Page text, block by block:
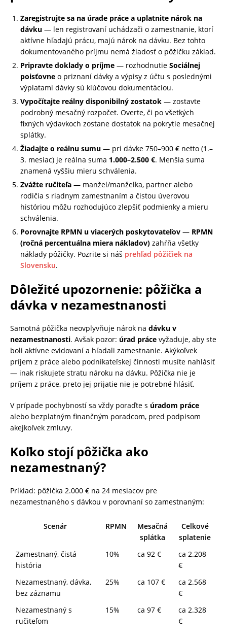
Zaregistrujte sa na úrade práce a uplatnite nárok na
dávku — len registrovaní uchádzači o zamestnanie, ktorí
aktívne hľadajú prácu, majú nárok na dávku. Bez tohto
dokumentovaného príjmu nemá žiadosť o pôžičku základ.
Pripravte doklady o príjme — rozhodnutie Sociálnej
poisťovne o priznaní dávky a výpisy z účtu s poslednými
výplatami dávky sú kľúčovou dokumentáciou.
Vypočítajte reálny disponibilný zostatok — zostavte
podrobný mesačný rozpočet. Overte, či po všetkých
fixných výdavkoch zostane dostatok na pokrytie mesačnej
splátky.
Žiadajte o reálnu sumu — pri dávke 750–900 € netto (1.–
3. mesiac) je reálna suma 1.000–2.500 €. Menšia suma
znamená vyššiu mieru schválenia.
Zvážte ručiteľa — manžel/manželka, partner alebo
rodičia s riadnym zamestnaním a čistou úverovou
históriou môžu rozhodujúco zlepšiť podmienky a mieru
schválenia.
Porovnajte RPMN u viacerých poskytovateľov — RPMN
(ročná percentuálna miera nákladov) zahŕňa všetky
náklady pôžičky. Pozrite si náš prehľad pôžičiek na
Slovensku.
Dôležité upozornenie: pôžička a
dávka v nezamestnanosti
Samotná pôžička neovplyvňuje nárok na dávku v
nezamestnanosti. Avšak pozor: úrad práce vyžaduje, aby ste
boli aktívne evidovaní a hľadali zamestnanie. Akýkoľvek
príjem z práce alebo podnikateľskej činnosti musíte nahlásiť
— inak riskujete stratu nároku na dávku. Pôžička nie je
príjem z práce, preto jej prijatie nie je potrebné hlásiť.
V prípade pochybností sa vždy poraďte s úradom práce
alebo bezplatným finančným poradcom, pred podpisom
akejkoľvek zmluvy.
Koľko stojí pôžička ako
nezamestnaný?
Príklad: pôžička 2.000 € na 24 mesiacov pre
nezamestnaného s dávkou v porovnaní so zamestnaným:
Scenár RPMN
Mesačná
splátka
Celkové
splatenie
Zamestnaný, čistá
história
10% ca 92 €
ca 2.208
€
Nezamestnaný, dávka,
bez záznamu
25% ca 107 €
ca 2.568
€
Nezamestnaný s
ručiteľom
15% ca 97 €
ca 2.328
€